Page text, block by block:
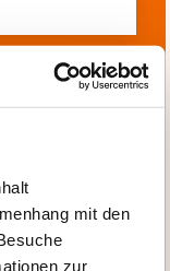
mit den
zur